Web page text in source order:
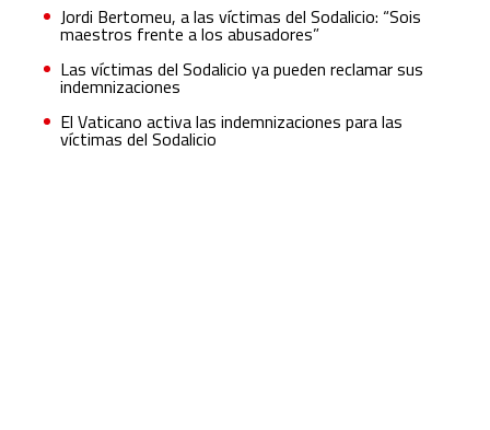
Jordi Bertomeu, a las víctimas del Sodalicio: “Sois
maestros frente a los abusadores”
Las víctimas del Sodalicio ya pueden reclamar sus
indemnizaciones
El Vaticano activa las indemnizaciones para las
víctimas del Sodalicio